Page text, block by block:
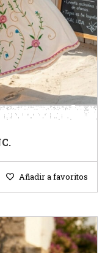
Añadir a favoritos